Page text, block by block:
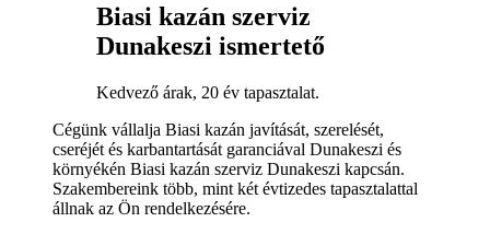
Biasi kazán szerviz
Dunakeszi ismertető
Kedvező árak, 20 év tapasztalat.
Cégünk vállalja Biasi kazán javítását, szerelését,
cseréjét és karbantartását garanciával Dunakeszi és
környékén Biasi kazán szerviz Dunakeszi kapcsán.
Szakembereink több, mint két évtizedes tapasztalattal
állnak az Ön rendelkezésére.